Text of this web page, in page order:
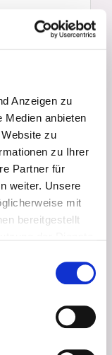
Anzeigen zu
Medien anbieten
zu
zu Ihrer
Partner für
weiter. Unsere
mit
bereitgestellt
nutzen.